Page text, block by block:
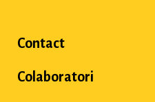
Contact
Colaboratori